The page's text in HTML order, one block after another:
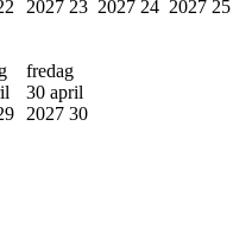
2027 23 2027 24 2027 25
fredag
30 april
2027 30